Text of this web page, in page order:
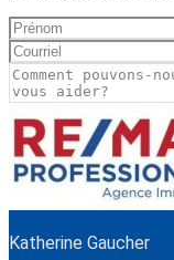
Katherine Gaucher